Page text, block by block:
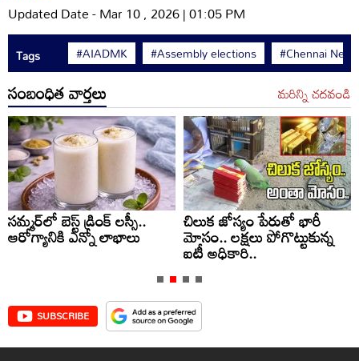
Updated Date - Mar 10 , 2026 | 01:05 PM
Tags #AIADMK #Assembly elections #Chennai News
సంబంధిత వార్తలు మరిన్ని చదవండి
సమ్మర్‌లో బెస్ట్ డ్రింక్ లస్సీ..
ఆరోగ్యానికి ఎన్నో లాభాలు
చిలుక జోస్యం పేరుతో భారీ
మోసం.. లక్షలు పోగొట్టుకున్న
ఐటీ అధికారి..
SUBSCRIBE